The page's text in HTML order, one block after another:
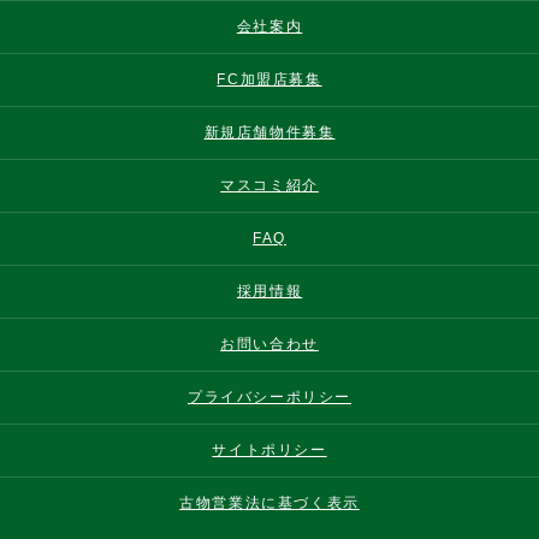
会社案内
FC加盟店募集
新規店舗物件募集
マスコミ紹介
FAQ
採用情報
お問い合わせ
プライバシーポリシー
サイトポリシー
古物営業法に基づく表示